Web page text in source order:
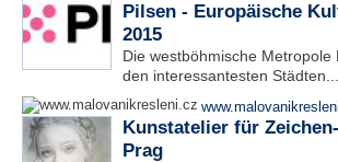
Pilsen - Europäische
2015
Die westböhmische Metropole
den interessantesten Städten...
Kunstatelier für
Prag